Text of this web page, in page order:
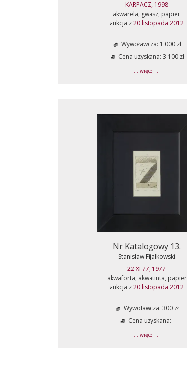
KARPACZ, 1998
akwarela, gwasz, papier
aukcja z20 listopada 2012
Wywoławcza: 1 000 zł
Cena uzyskana: 3 100 zł
... więcej ...
Nr Katalogowy 13.
Stanisław Fijałkowski
22 XI 77, 1977
akwaforta, akwatinta, papier
aukcja z20 listopada 2012
Wywoławcza: 300 zł
Cena uzyskana: -
... więcej ...